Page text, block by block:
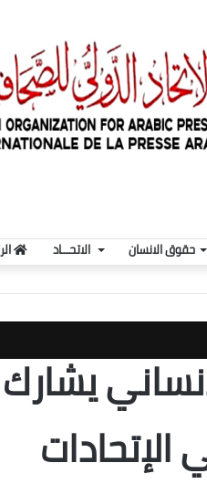
الاتحـــاد حقوق الانسان
يشارك